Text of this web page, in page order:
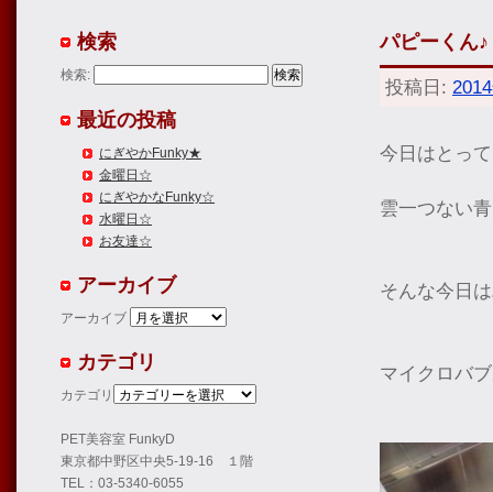
パピーくん♪
投稿日:
今日はとっ
雲一つない
そんな今日
マイクロバ
検索
検索:
最近の投稿
にぎやかFunky★
金曜日☆
にぎやかなFunky☆
水曜日☆
お友達☆
アーカイブ
アーカイブ
カテゴリ
カテゴリ
PET美容室 FunkyD
東京都中野区中央5-19-16 １階
TEL：03-5340-6055